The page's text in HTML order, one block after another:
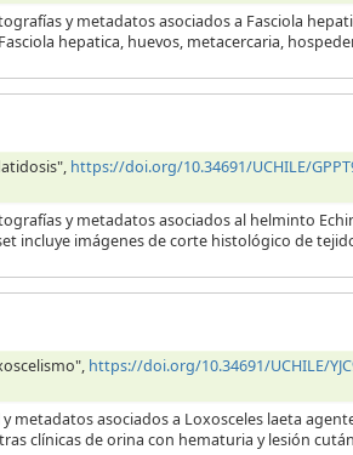
y metadatos asociados a Fasciola
hepatica, huevos, metacercaria,
https://doi.org/10.34691/UCHILE/
y metadatos asociados al helminto
incluye imágenes de corte histológico de
https://doi.org/10.34691/UCHILE/
asociados a Loxosceles laeta
clínicas de orina con hematuria y lesión